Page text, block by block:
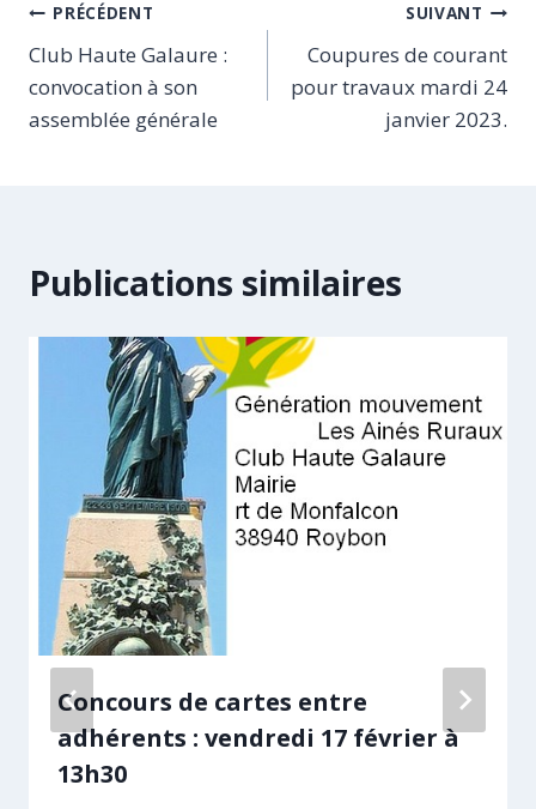
Navigation
de
l’article
PRÉCÉDENT
Club Haute Galaure :
convocation à son
assemblée générale
SUIVANT
Coupures de courant
pour travaux mardi 24
janvier 2023.
Publications similaires
Concours de cartes entre
adhérents : vendredi 17 février à
13h30